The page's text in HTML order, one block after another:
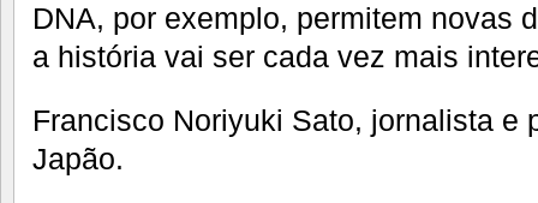
DNA, por exemplo, permitem novas
a história vai ser cada vez mais
Francisco Noriyuki Sato, jornalista e
Japão.